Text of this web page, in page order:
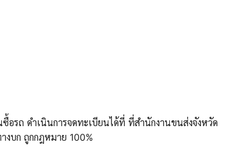
อรถ ดำเนินการจดทะเบียนได้ที่ ที่สำนักงานขนส่งจังหวัด
งบก ถูกกฎหมาย 100%